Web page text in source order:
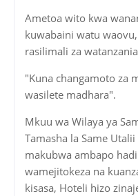
Ametoa wito kwa
kuwabaini watu
rasilimali za
"Kuna changamoto za
wasilete madhara".
Mkuu wa Wilaya ya
Tamasha la Same
makubwa ambapo
wamejitokeza na
kisasa, Hoteli hizo